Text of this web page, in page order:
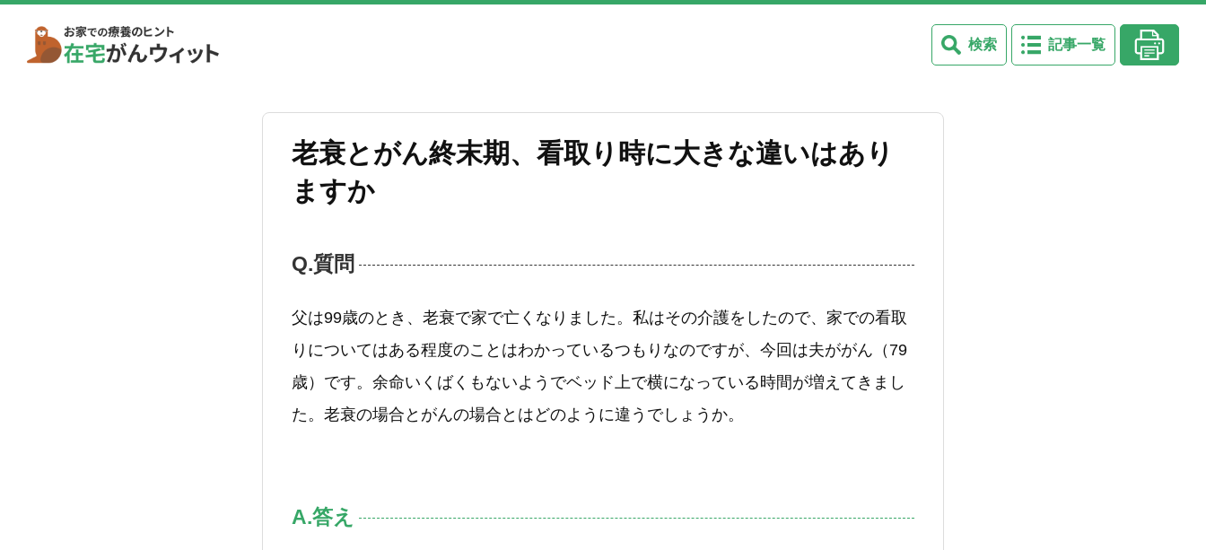
検索 記事一覧
老衰とがん終末期、看取り時に大きな違いはあり
ますか
Q.質問
父は99歳のとき、老衰で家で亡くなりました。私はその介護をしたので、家での看取
りについてはある程度のことはわかっているつもりなのですが、今回は夫ががん（79
歳）です。余命いくばくもないようでベッド上で横になっている時間が増えてきまし
た。老衰の場合とがんの場合とはどのように違うでしょうか。
A.答え